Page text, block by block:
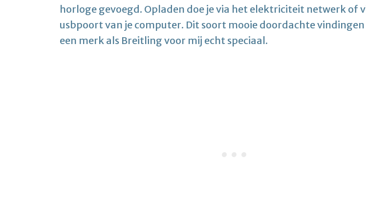
horloge gevoegd. Opladen doe je via het elektriciteit netwerk of
usbpoort van je computer. Dit soort mooie doordachte
een merk als Breitling voor mij echt speciaal.